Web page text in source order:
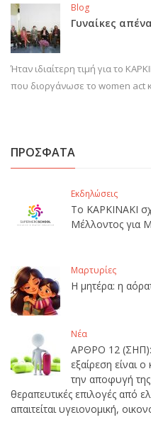
Blog
Γυναίκες
Ήταν ιδιαίτερη τιμή για το
που διοργάνωσε το women act
ΠΡΟΣΦΑΤΑ
Εκδηλώσεις
Το ΚΑΡΚΙΝΑΚΙ
Μέλλοντος για
Μαρτυρίες
Η μητέρα: η
Νέα
ΑΡΘΡΟ 12 (ΣΗΠ):
εξαίρεση είναι
την αποφυγή της
θεραπευτικές επιλογές από
απαιτείται υγειονομική,